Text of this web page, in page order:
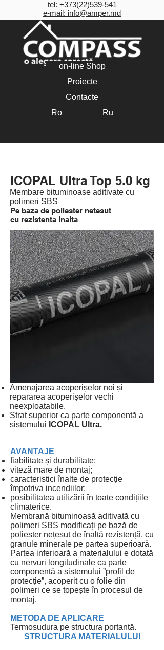
tel: +373(22)539-541
e-mail: info@amper.md
on-line Shop
Proiecte
Contacte
Ro
Ru
ICOPAL Ultra Top 5.0 kg
Membare bituminoase aditivate cu
polimeri SBS
Pe baza de poliester netesut
cu rezistenta inalta
Amenajarea acoperișelor noi și
repararea acoperișelor vechi
neexploatabile.
Strat superior ca parte componentă a
sistemului ICOPAL Ultra.
AVANTAJE
fiabilitate și durabilitate;
viteză mare de montaj;
caracteristici înalte de protecție
împotriva incendiilor;
posibilitatea utilizării în toate condițiile
climaterice.
Membrană bituminoasă aditivată cu
polimeri SBS modificați pe bază de
poliester nețesut de înaltă rezistență, cu
granule minerale pe partea superioară.
Partea inferioară a materialului e dotată
cu nervuri longitudinale ca parte
componentă a sistemului ”profil de
protecție”, acoperit cu o folie din
polimeri ce se topește în procesul de
montaj.
METODA DE APLICARE
Termosudura pe structura portantă.
STRUCTURA MATERIALULUI